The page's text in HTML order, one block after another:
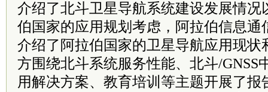
介绍了北斗卫星导航系统建设发展情况
伯国家的应用规划考虑，阿拉伯信息通
介绍了阿拉伯国家的卫星导航应用现状
方围绕北斗系统服务性能、北斗/GNSS
用解决方案、教育培训等主题开展了报